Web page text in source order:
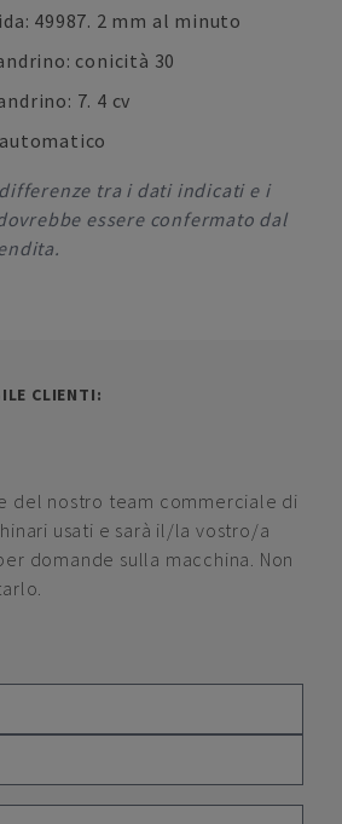
49987. 2 mm al minuto
conicità 30
7. 4 cv
tra i dati indicati e i
essere confermato dal
CLIENTI:
del nostro team commerciale di
usati e sarà il/la vostro/a
domande sulla macchina. Non